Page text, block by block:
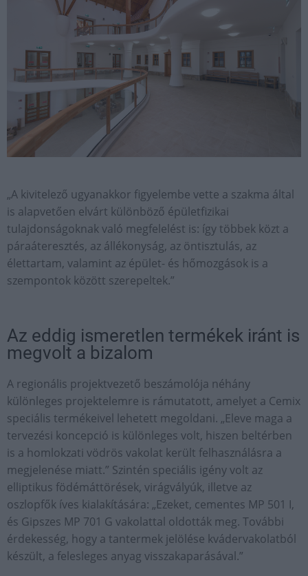
„A kivitelező ugyanakkor figyelembe vette a szakma által
is alapvetően elvárt különböző épületfizikai
tulajdonságoknak való megfelelést is: így többek közt a
páraáteresztés, az állékonyság, az öntisztulás, az
élettartam, valamint az épület- és hőmozgások is a
szempontok között szerepeltek.”
Az eddig ismeretlen termékek iránt is
megvolt a bizalom
A regionális projektvezető beszámolója néhány
különleges projektelemre is rámutatott, amelyet a Cemix
speciális termékeivel lehetett megoldani. „Eleve maga a
tervezési koncepció is különleges volt, hiszen beltérben
is a homlokzati vödrös vakolat került felhasználásra a
megjelenése miatt.” Szintén speciális igény volt az
elliptikus födémáttörések, virágvályúk, illetve az
oszlopfők íves kialakítására: „Ezeket, cementes MP 501 I,
és Gipszes MP 701 G vakolattal oldották meg. További
érdekesség, hogy a tantermek jelölése kvádervakolatból
készült, a felesleges anyag visszakaparásával.”